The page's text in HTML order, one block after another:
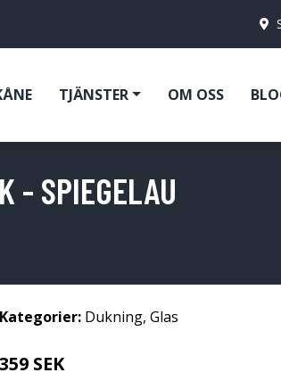
TJÄNSTER OM OSS
- SPIEGELAU
Kategorier: Dukning, Glas
359 SEK